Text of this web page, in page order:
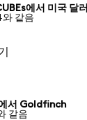
에서 미국 달러
같음
서 Goldfinch
같음